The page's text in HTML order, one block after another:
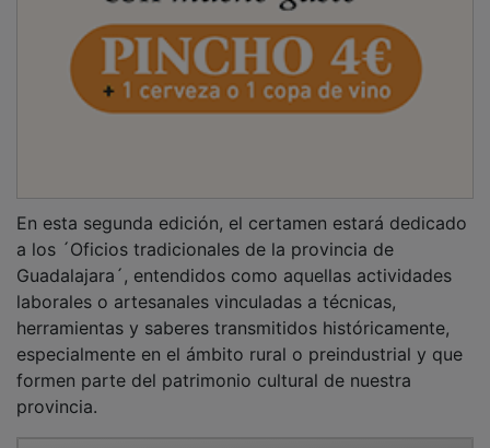
a los ´Oficios tradicionales de la provincia de
Guadalajara´, entendidos como aquellas actividades
laborales o artesanales vinculadas a técnicas,
herramientas y saberes transmitidos históricamente,
especialmente en el ámbito rural o preindustrial y que
formen parte del patrimonio cultural de nuestra
provincia.